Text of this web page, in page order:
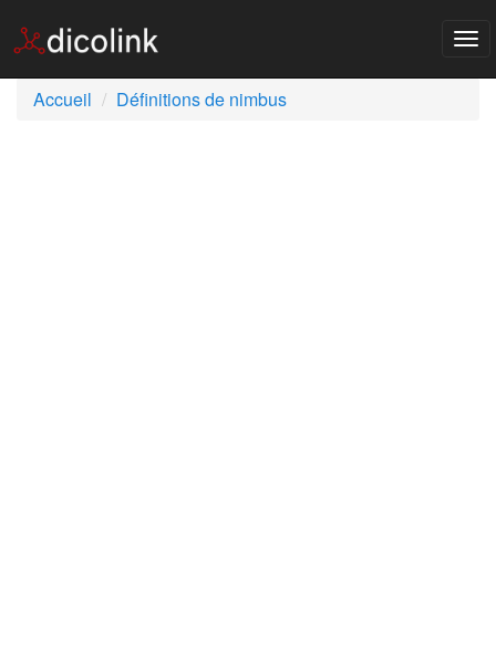
Accueil
Définitions de nimbus